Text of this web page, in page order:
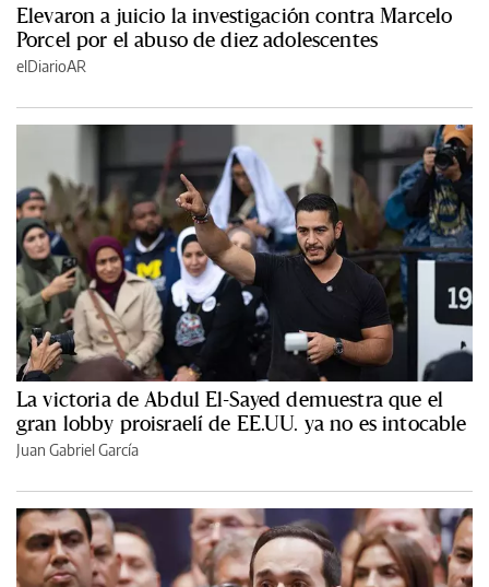
Elevaron a juicio la investigación contra Marcelo
Porcel por el abuso de diez adolescentes
elDiarioAR
La victoria de Abdul El-Sayed demuestra que el
gran lobby proisraelí de EE.UU. ya no es intocable
Juan Gabriel García